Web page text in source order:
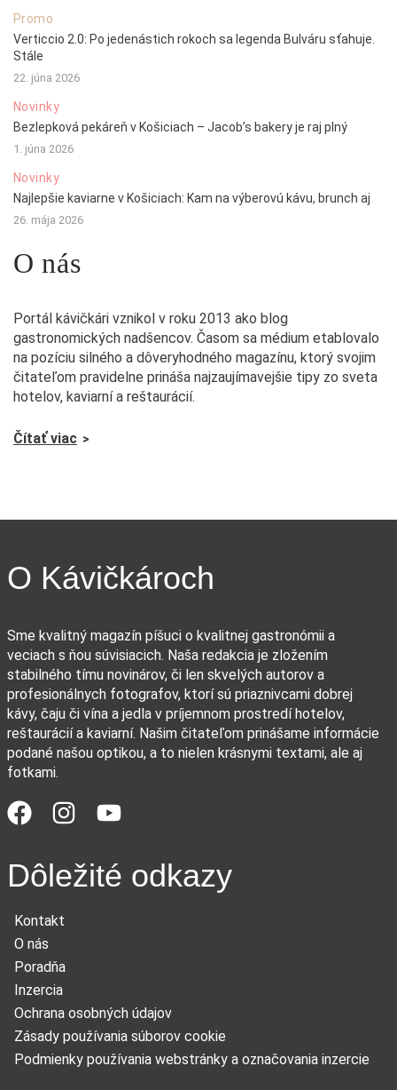
Promo
Verticcio 2.0: Po jedenástich rokoch sa legenda Bulváru sťahuje.
Stále
22. júna 2026
Novinky
Bezlepková pekáreň v Košiciach – Jacob’s bakery je raj plný
1. júna 2026
Novinky
Najlepšie kaviarne v Košiciach: Kam na výberovú kávu, brunch aj
26. mája 2026
O nás
Portál kávičkári vznikol v roku 2013 ako blog
gastronomických nadšencov. Časom sa médium etablovalo
na pozíciu silného a dôveryhodného magazínu, ktorý svojim
čitateľom pravidelne prináša najzaujímavejšie tipy zo sveta
hotelov, kaviarní a reštaurácií.
Čítať viac
O Kávičkároch
Sme kvalitný magazín píšuci o kvalitnej gastronómii a
veciach s ňou súvisiacich. Naša redakcia je zložením
stabilného tímu novinárov, či len skvelých autorov a
profesionálnych fotografov, ktorí sú priaznivcami dobrej
kávy, čaju či vína a jedla v príjemnom prostredí hotelov,
reštaurácií a kaviarní. Našim čitateľom prinášame informácie
podané našou optikou, a to nielen krásnymi textami, ale aj
fotkami.
Dôležité odkazy
Kontakt
O nás
Poradňa
Inzercia
Ochrana osobných údajov
Zásady používania súborov cookie
Podmienky používania webstránky a označovania inzercie